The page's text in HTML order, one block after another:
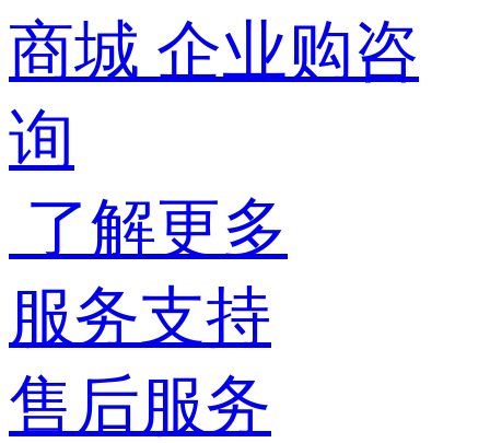
商城 企业购咨
询
了解更多
服务支持
售后服务